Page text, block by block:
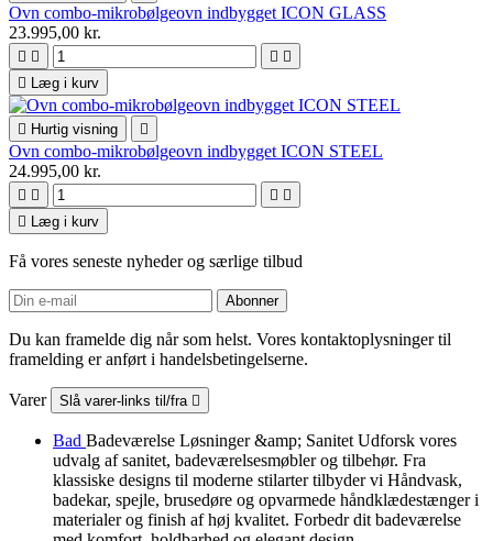
Ovn combo-mikrobølgeovn indbygget ICON GLASS
23.995,00 kr.
   
 Læg i kurv
 Hurtig visning 
Ovn combo-mikrobølgeovn indbygget ICON STEEL
24.995,00 kr.
   
 Læg i kurv
Få vores seneste nyheder og særlige tilbud
Du kan framelde dig når som helst. Vores kontaktoplysninger til
framelding er anført i handelsbetingelserne.
Varer Slå varer-links til/fra 
Bad Badeværelse Løsninger &amp; Sanitet Udforsk vores
udvalg af sanitet, badeværelsesmøbler og tilbehør. Fra
klassiske designs til moderne stilarter tilbyder vi Håndvask,
badekar, spejle, brusedøre og opvarmede håndklædestænger i
materialer og finish af høj kvalitet. Forbedr dit badeværelse